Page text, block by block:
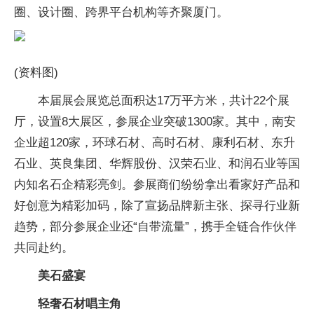
圈、设计圈、跨界平台机构等齐聚厦门。
(资料图)
本届展会展览总面积达17万平方米，共计22个展
厅，设置8大展区，参展企业突破1300家。其中，南安
企业超120家，环球石材、高时石材、康利石材、东升
石业、英良集团、华辉股份、汉荣石业、和润石业等国
内知名石企精彩亮剑。参展商们纷纷拿出看家好产品和
好创意为精彩加码，除了宣扬品牌新主张、探寻行业新
趋势，部分参展企业还“自带流量”，携手全链合作伙伴
共同赴约。
美石盛宴
轻奢石材唱主角